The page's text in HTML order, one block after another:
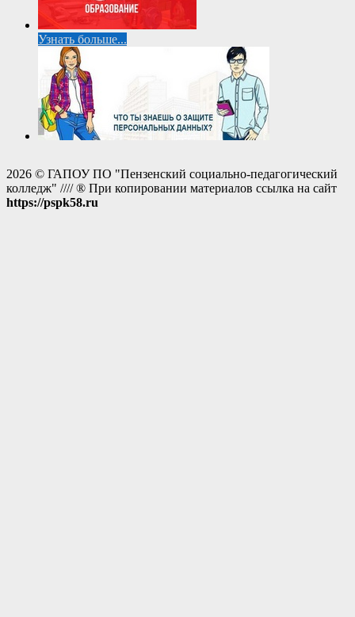
Узнать больше...
2026 © ГАПОУ ПО "Пензенский социально-педагогический
колледж" //// ® При копировании материалов ссылка на сайт
https://pspk58.ru